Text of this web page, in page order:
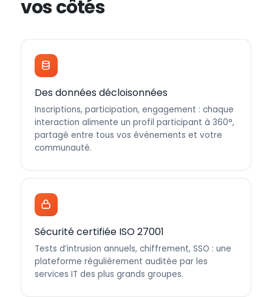
vos côtés
Des données décloisonnées
Inscriptions, participation, engagement : chaque
interaction alimente un profil participant à 360°,
partagé entre tous vos événements et votre
communauté.
Sécurité certifiée ISO 27001
Tests d’intrusion annuels, chiffrement, SSO : une
plateforme régulièrement auditée par les
services IT des plus grands groupes.